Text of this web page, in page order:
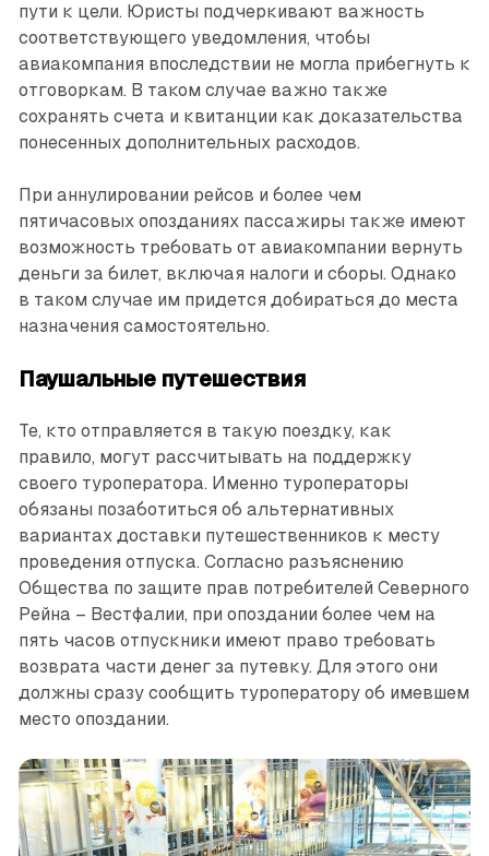
пути к цели. Юристы подчеркивают важность
соответствующего уведомления, чтобы
авиакомпания впоследствии не могла прибегнуть к
отговоркам. В таком случае важно также
сохранять счета и квитанции как доказательства
понесенных дополнительных расходов.
При аннулировании рейсов и более чем
пятичасовых опозданиях пассажиры также имеют
возможность требовать от авиакомпании вернуть
деньги за билет, включая налоги и сборы. Однако
в таком случае им придется добираться до места
назначения самостоятельно.
Паушальные путешествия
Те, кто отправляется в такую поездку, как
правило, могут рассчитывать на поддержку
своего туроператора. Именно туроператоры
обязаны позаботиться об альтернативных
вариантах доставки путешественников к месту
проведения отпуска. Согласно разъяснению
Общества по защите прав потребителей Северного
Рейна – Вестфалии, при опоздании более чем на
пять часов отпускники имеют право требовать
возврата части денег за путевку. Для этого они
должны сразу сообщить туроператору об имевшем
место опоздании.